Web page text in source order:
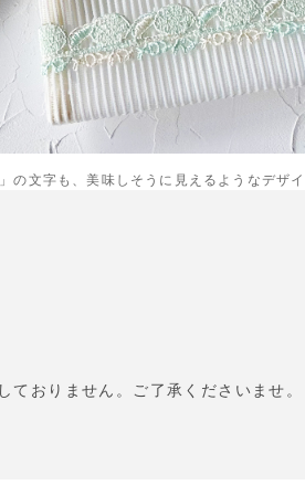
の文字も、美味しそうに見えるようなデザ
おりません。ご了承くださいませ。